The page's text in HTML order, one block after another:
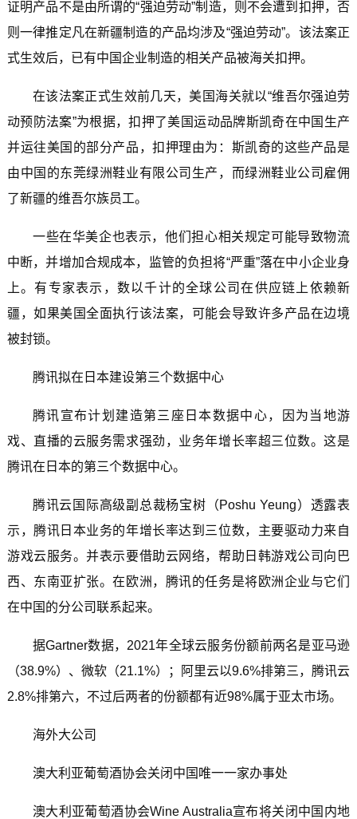
证明产品不是由所谓的“强迫劳动”制造，则不会遭到扣押，否
则一律推定凡在新疆制造的产品均涉及“强迫劳动”。该法案正
式生效后，已有中国企业制造的相关产品被海关扣押。
在该法案正式生效前几天，美国海关就以“维吾尔强迫劳
动预防法案”为根据，扣押了美国运动品牌斯凯奇在中国生产
并运往美国的部分产品，扣押理由为：斯凯奇的这些产品是
由中国的东莞绿洲鞋业有限公司生产，而绿洲鞋业公司雇佣
了新疆的维吾尔族员工。
一些在华美企也表示，他们担心相关规定可能导致物流
中断，并增加合规成本，监管的负担将“严重”落在中小企业身
上。有专家表示，数以千计的全球公司在供应链上依赖新
疆，如果美国全面执行该法案，可能会导致许多产品在边境
被封锁。
腾讯拟在日本建设第三个数据中心
腾讯宣布计划建造第三座日本数据中心，因为当地游
戏、直播的云服务需求强劲，业务年增长率超三位数。这是
腾讯在日本的第三个数据中心。
腾讯云国际高级副总裁杨宝树（Poshu Yeung）透露表
示，腾讯日本业务的年增长率达到三位数，主要驱动力来自
游戏云服务。并表示要借助云网络，帮助日韩游戏公司向巴
西、东南亚扩张。在欧洲，腾讯的任务是将欧洲企业与它们
在中国的分公司联系起来。
据Gartner数据，2021年全球云服务份额前两名是亚马逊
（38.9%）、微软（21.1%）；阿里云以9.6%排第三，腾讯云
2.8%排第六，不过后两者的份额都有近98%属于亚太市场。
海外大公司
澳大利亚葡萄酒协会关闭中国唯一一家办事处
澳大利亚葡萄酒协会Wine Australia宣布将关闭中国内地